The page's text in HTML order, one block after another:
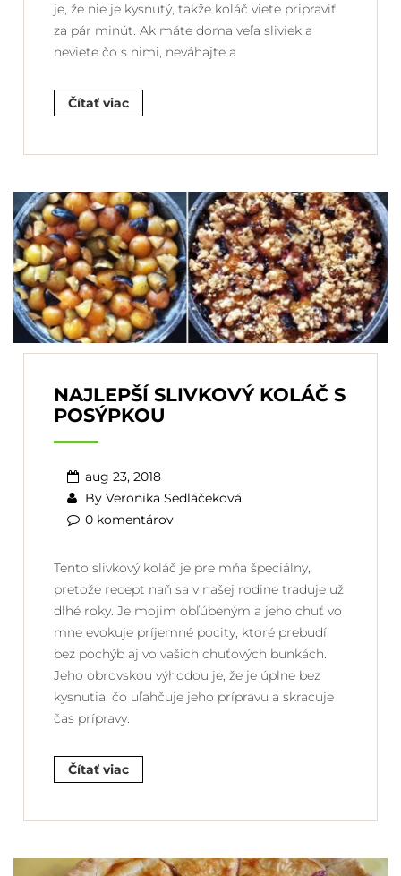
je, že nie je kysnutý, takže koláč viete pripraviť
za pár minút. Ak máte doma veľa sliviek a
neviete čo s nimi, neváhajte a
Čítať viac
NAJLEPŠÍ SLIVKOVÝ KOLÁČ S
POSÝPKOU
aug 23, 2018
By Veronika Sedláčeková
0 komentárov
Tento slivkový koláč je pre mňa špeciálny,
pretože recept naň sa v našej rodine traduje už
dlhé roky. Je mojim obľúbeným a jeho chuť vo
mne evokuje príjemné pocity, ktoré prebudí
bez pochýb aj vo vašich chuťových bunkách.
Jeho obrovskou výhodou je, že je úplne bez
kysnutia, čo uľahčuje jeho prípravu a skracuje
čas prípravy.
Čítať viac